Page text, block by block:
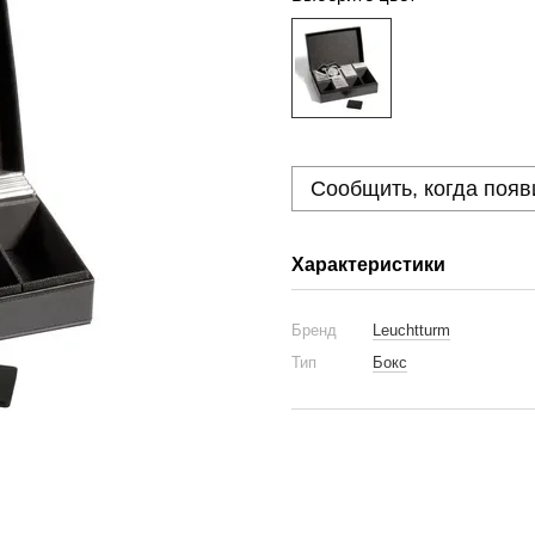
Сообщить, когда
Характеристики
Бренд
Leuchtturm
Тип
Бокс